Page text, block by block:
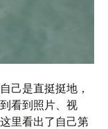
己是直挺挺地，
看到照片、视
里看出了自己第